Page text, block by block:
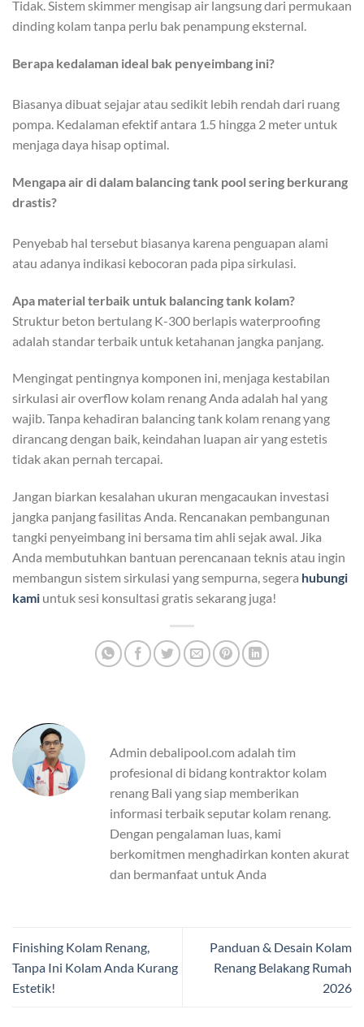
Tidak. Sistem skimmer mengisap air langsung dari permukaan
dinding kolam tanpa perlu bak penampung eksternal.
Berapa kedalaman ideal bak penyeimbang ini?
Biasanya dibuat sejajar atau sedikit lebih rendah dari ruang
pompa. Kedalaman efektif antara 1.5 hingga 2 meter untuk
menjaga daya hisap optimal.
Mengapa air di dalam balancing tank pool sering berkurang
drastis?
Penyebab hal tersebut biasanya karena penguapan alami
atau adanya indikasi kebocoran pada pipa sirkulasi.
Apa material terbaik untuk balancing tank kolam?
Struktur beton bertulang K-300 berlapis waterproofing
adalah standar terbaik untuk ketahanan jangka panjang.
Mengingat pentingnya komponen ini, menjaga kestabilan
sirkulasi air overflow kolam renang Anda adalah hal yang
wajib. Tanpa kehadiran balancing tank kolam renang yang
dirancang dengan baik, keindahan luapan air yang estetis
tidak akan pernah tercapai.
Jangan biarkan kesalahan ukuran mengacaukan investasi
jangka panjang fasilitas Anda. Rencanakan pembangunan
tangki penyeimbang ini bersama tim ahli sejak awal. Jika
Anda membutuhkan bantuan perencanaan teknis atau ingin
membangun sistem sirkulasi yang sempurna, segera hubungi
kami untuk sesi konsultasi gratis sekarang juga!
Admin debalipool.com adalah tim
profesional di bidang kontraktor kolam
renang Bali yang siap memberikan
informasi terbaik seputar kolam renang.
Dengan pengalaman luas, kami
berkomitmen menghadirkan konten akurat
dan bermanfaat untuk Anda
Finishing Kolam Renang,
Tanpa Ini Kolam Anda Kurang
Estetik!
Panduan & Desain Kolam
Renang Belakang Rumah
2026